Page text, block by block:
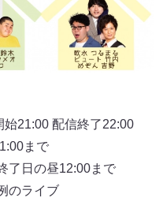
21:00 配信終了22:00
まで
了日の昼12:00まで
のライブ